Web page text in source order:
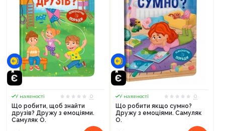
У наявності
0
Що робити, щоб знайти
друзів? Дружу з емоціями.
Самуляк О.
У наявності
0
Що робити якщо сумно?
Дружу з емоціями. Самуляк
О.